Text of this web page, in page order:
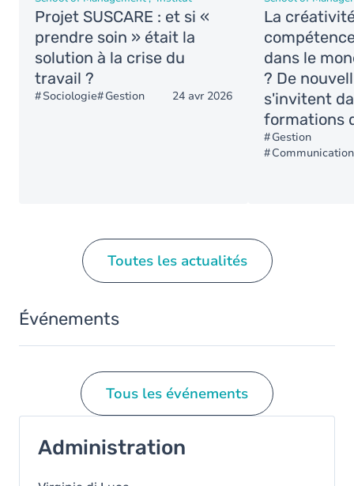
Projet SUSCARE : et si «
prendre soin » était la
solution à la crise du
travail ?
Sociologie Gestion 24 avr 2026
La
dans le
? De
s'invitent
formations
Gestion
Communication
Toutes les actualités
Événements
Tous les événements
Administration